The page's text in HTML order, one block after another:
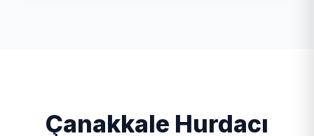
Çanakkale Hurdacı